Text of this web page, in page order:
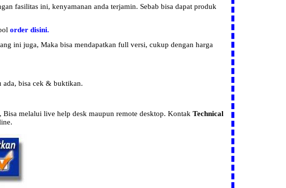
fasilitas ini, kenyamanan anda terjamin. Sebab bisa dapat produk
order disini.
ini juga, Maka bisa mendapatkan full versi, cukup dengan harga
ada, bisa cek & buktikan.
melalui live help desk maupun remote desktop. Kontak Technical